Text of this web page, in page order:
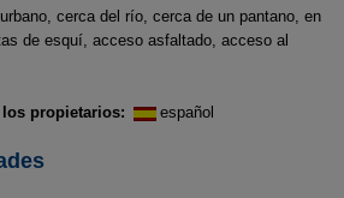
cerca del río, cerca de un pantano, en
de esquí, acceso asfaltado, acceso al
propietarios: español